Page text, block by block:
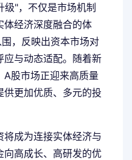
"，不仅是市场机制
体经济深度融合的体
，反映出资本市场对
应与动态适配。随着新
A股市场正迎来高质量
更加优质、多元的投
成为连接实体经济与
向高成长、高研发的优